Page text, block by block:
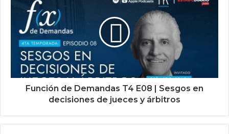
Función de Demandas T4 E08 | Sesgos en
decisiones de jueces y árbitros